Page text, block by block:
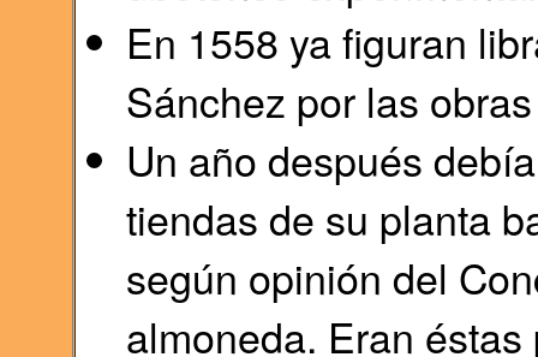
En 1558 ya figuran
Sánchez por las
Un año después
tiendas de su planta
según opinión del
almoneda. Eran